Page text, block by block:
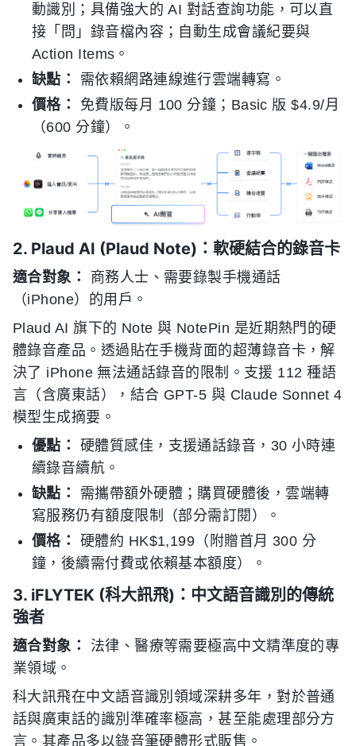
動識別；具備強大的 AI 對話查詢功能，可以直
接「問」錄音檔內容；自動生成會議紀要與
Action Items。
缺點：
需依賴網路連線進行雲端轉寫。
價格：
免費版每月 100 分鐘；Basic 版 $4.9/月
（600 分鐘）。
2. Plaud AI (Plaud Note)：軟硬結合的錄音卡
適合對象：
商務人士、需要錄製手機通話
（iPhone）的用戶。
Plaud AI 旗下的 Note 與 NotePin 是近期熱門的硬
體錄音產品。透過貼在手機背面的超薄錄音卡，解
決了 iPhone 無法通話錄音的限制。支援 112 種語
言（含廣東話），結合 GPT-5 與 Claude Sonnet 4
模型生成摘要。
優點：
硬體質感佳，支援通話錄音，30 小時連
續錄音續航。
缺點：
需攜帶額外硬體；購買硬體後，雲端轉
寫服務仍有額度限制（部分需訂閱）。
價格：
硬體約 HK$1,199（附贈首月 300 分
鐘，後續需付費或依賴基本額度）。
3. iFLYTEK (科大訊飛)：中文語音識別的傳統
強者
適合對象：
法律、醫療等需要極高中文精準度的專
業領域。
科大訊飛在中文語音識別領域深耕多年，對於普通
話與廣東話的識別準確率極高，甚至能處理部分方
言。其產品多以錄音筆硬體形式販售。